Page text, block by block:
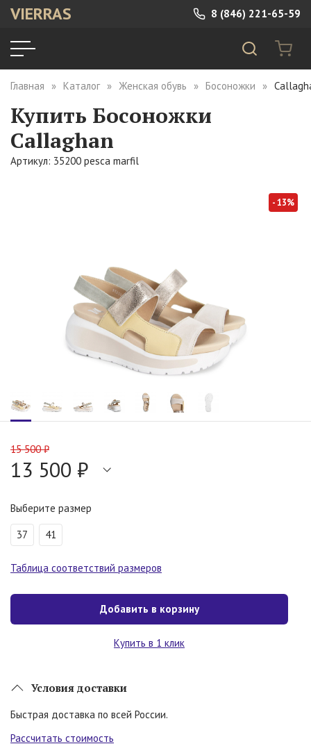
VIERRAS 8 (846) 221-65-59
Главная Каталог Женская обувь Босоножки
Купить Босоножки
Callaghan
Артикул: 35200 pesca marfil
- 13%
15 500 ₽
13 500 ₽
Выберите размер
37 41
Таблица соответствий размеров
Добавить в корзину
Купить в 1 клик
Условия доставки
Быстрая доставка по всей России.
Рассчитать стоимость